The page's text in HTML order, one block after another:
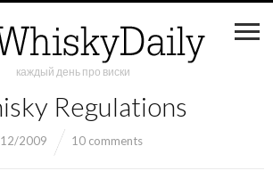
каждый день про виски
Regulations
2009 10 comments